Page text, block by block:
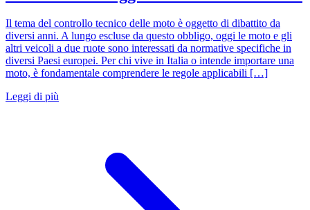
Il tema del controllo tecnico delle moto è oggetto di dibattito da
diversi anni. A lungo escluse da questo obbligo, oggi le moto e gli
altri veicoli a due ruote sono interessati da normative specifiche in
diversi Paesi europei. Per chi vive in Italia o intende importare una
moto, è fondamentale comprendere le regole applicabili […]
Leggi di più